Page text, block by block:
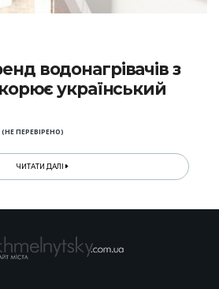
водонагрівачів з
український
ПЕРЕВІРЕНО)
ЧИТАТИ ДАЛІ